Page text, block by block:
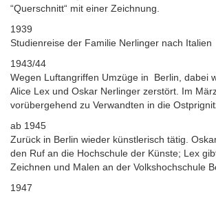
“Querschnitt“ mit einer Zeichnung.
1939
Studienreise der Familie Nerlinger nach Italien
1943/44
Wegen Luftangriffen Umzüge in Berlin, dabei
Alice Lex und Oskar Nerlinger zerstört. Im
vorübergehend zu Verwandten in die
ab 1945
Zurück in Berlin wieder künstlerisch tätig.
den Ruf an die Hochschule der Künste; Lex
Zeichnen und Malen an der Volkshochschule
1947